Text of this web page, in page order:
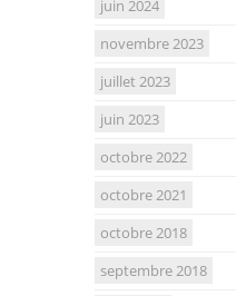
juin 2024
novembre 2023
juillet 2023
juin 2023
octobre 2022
octobre 2021
octobre 2018
septembre 2018